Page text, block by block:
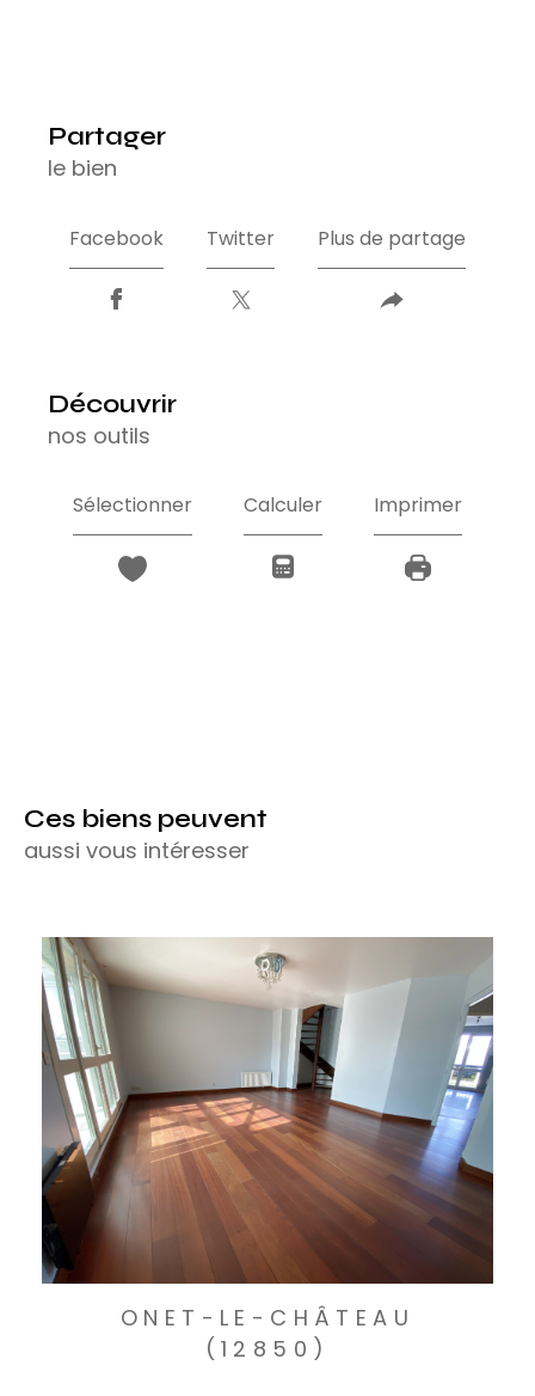
partager
le bien
Facebook Twitter Plus de partage
découvrir
nos outils
Sélectionner Calculer Imprimer
Ces biens peuvent
aussi vous intéresser
ONET-LE-CHÂTEAU
(12850)